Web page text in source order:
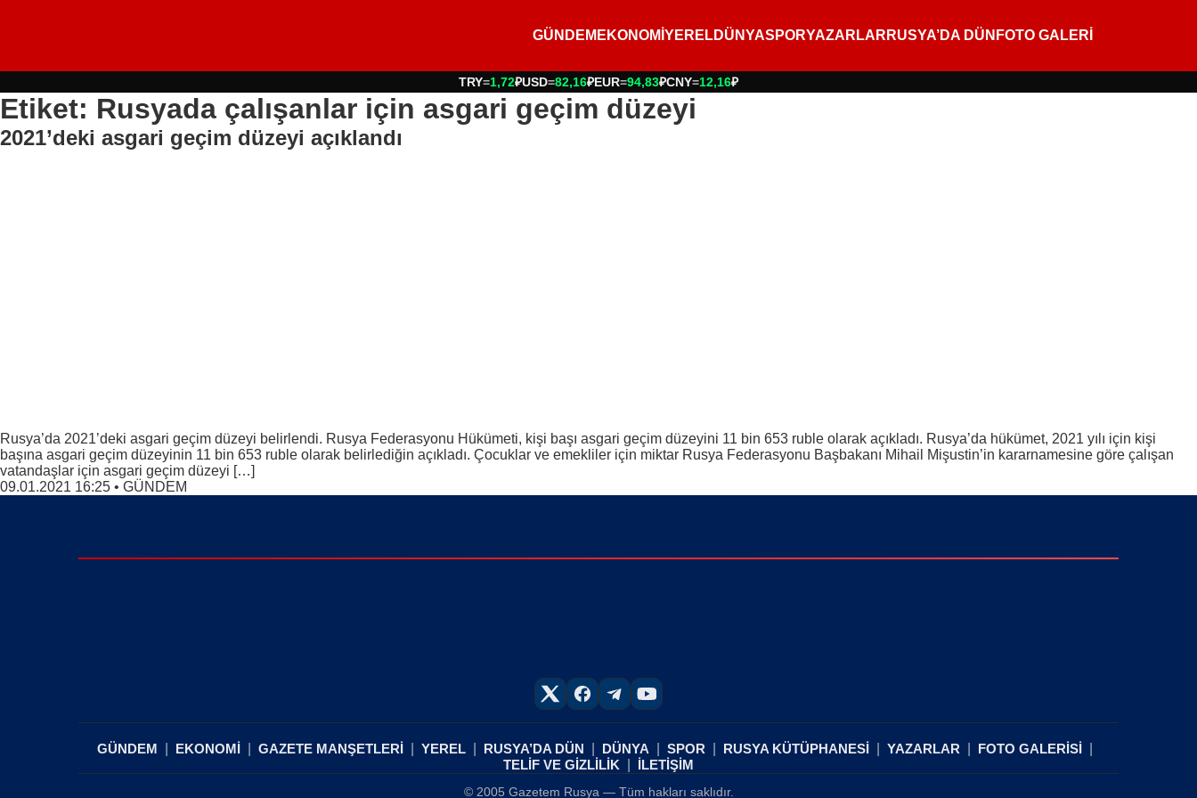
GÜNDEM EKONOMİ YERELDÜNYASPORYAZARLAR RUSYA’DA DÜN FOTO GALERİ
TRY=1,72₽USD=82,16₽EUR=94,83₽CNY=12,16₽
Etiket: Rusyada çalışanlar için asgari geçim düzeyi
2021’deki asgari geçim düzeyi açıklandı
Rusya’da 2021’deki asgari geçim düzeyi belirlendi. Rusya Federasyonu Hükümeti, kişi başı asgari geçim düzeyini 11 bin 653 ruble olarak açıkladı. Rusya’da hükümet, 2021 yılı için kişi
başına asgari geçim düzeyinin 11 bin 653 ruble olarak belirlediğin açıkladı. Çocuklar ve emekliler için miktar Rusya Federasyonu Başbakanı Mihail Mişustin’in kararnamesine göre çalışan
vatandaşlar için asgari geçim düzeyi […]
09.01.2021 16:25 • GÜNDEM
GÜNDEM EKONOMİ GAZETE MANŞETLERİ YEREL RUSYA’DA DÜN DÜNYA SPOR RUSYA KÜTÜPHANESİ YAZARLAR
FOTO GALERİSİ
TELİF VE GİZLİLİK
İLETİŞİM
© 2005 Gazetem Rusya — Tüm hakları saklıdır.